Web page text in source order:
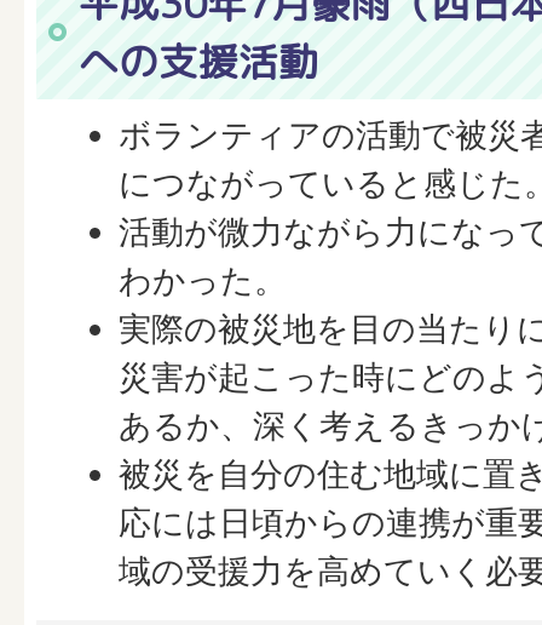
への支援活動
ボランティアの活動で被災
につながっていると感じた
活動が微力ながら力になっ
わかった。
実際の被災地を目の当たり
災害が起こった時にどのよ
あるか、深く考えるきっか
被災を自分の住む地域に置
応には日頃からの連携が重
域の受援力を高めていく必